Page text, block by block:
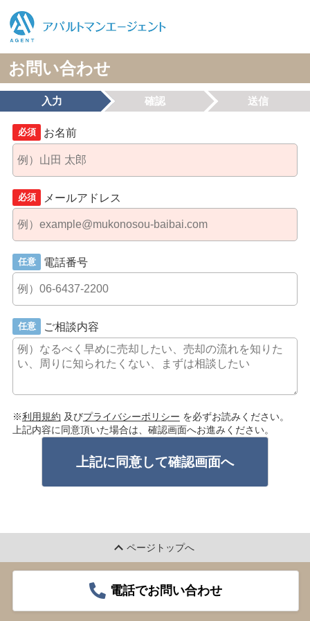
お問い合わせ
入力 確認 送信
必須 お名前
必須 メールアドレス
任意 電話番号
任意 ご相談内容
※利用規約 及びプライバシーポリシー を必ずお読みください。
上記内容に同意頂いた場合は、確認画面へお進みください。
上記に同意して確認画面へ
ページトップへ
電話でお問い合わせ